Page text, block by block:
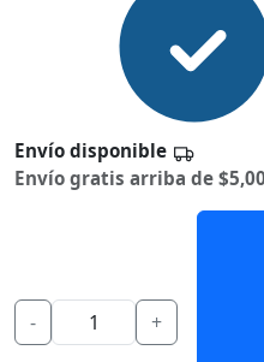
Envío disponible
Envío gratis arriba de
- +